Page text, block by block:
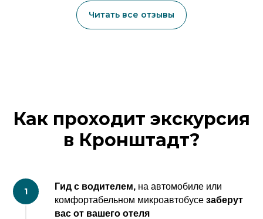
Читать все отзывы
Как проходит экскурсия
в Кронштадт?
Гид с водителем, на автомобиле или
комфортабельном микроавтобусе заберут
вас от вашего отеля